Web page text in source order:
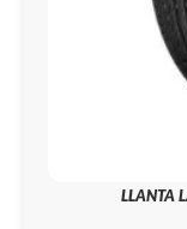
LLANTA